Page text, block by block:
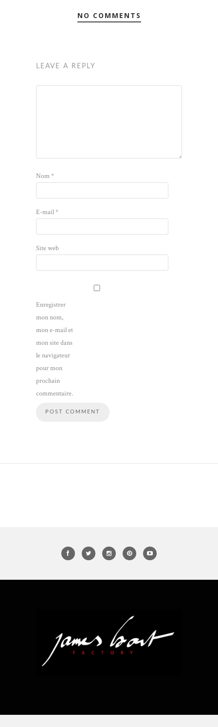
NO COMMENTS
LEAVE A REPLY
Nom*
E-mail*
Site web
Enregistrer
mon nom,
mon e-mail et
mon site dans
le navigateur
pour mon
prochain
commentaire.